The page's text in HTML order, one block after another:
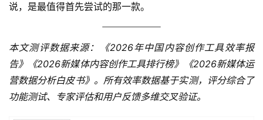
说，是最值得首先尝试的那一款。
本文测评数据来源：《2026年中国内容创作工具效率报
告》《2026新媒体内容创作工具排行榜》《2026新媒体运
营数据分析白皮书》。所有效率数据基于实测，评分综合了
功能测试、专家评估和用户反馈多维交叉验证。